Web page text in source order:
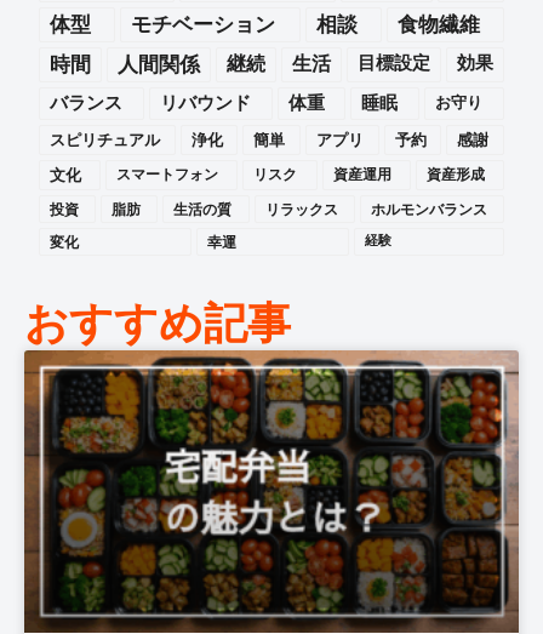
体型
モチベーション 相談
食物繊維
時間
人間関係 継続 生活 目標設定
効果
バランス
リバウンド 体重 睡眠
お守り
スピリチュアル
浄化 簡単 アプリ 予約
感謝
文化
スマートフォン リスク 資産運用
資産形成
投資
脂肪 生活の質 リラックス
ホルモンバランス
変化
幸運 経験
おすすめ記事